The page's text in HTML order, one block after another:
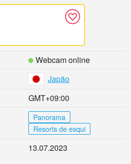
Webcam online
Japão
GMT+09:00
Panorama
Resorts de esqui
13.07.2023